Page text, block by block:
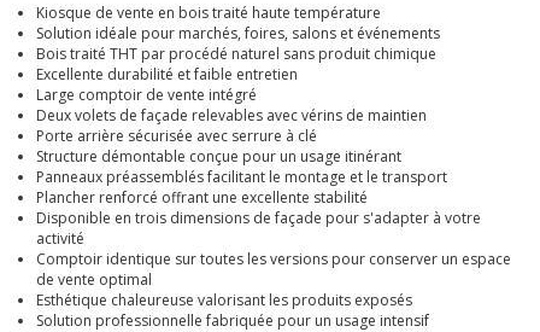
Kiosque de vente en bois traité haute température
Solution idéale pour marchés, foires, salons et événements
Bois traité THT par procédé naturel sans produit chimique
Excellente durabilité et faible entretien
Large comptoir de vente intégré
Deux volets de façade relevables avec vérins de maintien
Porte arrière sécurisée avec serrure à clé
Structure démontable conçue pour un usage itinérant
Panneaux préassemblés facilitant le montage et le transport
Plancher renforcé offrant une excellente stabilité
Disponible en trois dimensions de façade pour s'adapter à votre
activité
Comptoir identique sur toutes les versions pour conserver un espace
de vente optimal
Esthétique chaleureuse valorisant les produits exposés
Solution professionnelle fabriquée pour un usage intensif